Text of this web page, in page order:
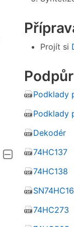
Projít si
Podklady
Podklady
Dekodér
74HC137
74HC138
74HC273